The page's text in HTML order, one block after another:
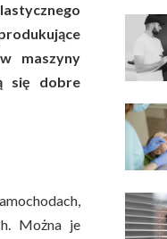
maszyny
się dobre
Można je